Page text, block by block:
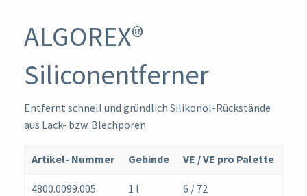
ALGOREX®
Siliconentferner
Entfernt schnell und gründlich Silikonöl-Rückstände
aus Lack- bzw. Blechporen.
Artikel- Nummer Gebinde VE / VE pro Palette
4800.0099.005 1 l 6 / 72